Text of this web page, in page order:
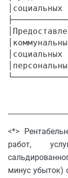
<*>
работ,
минус убыток)